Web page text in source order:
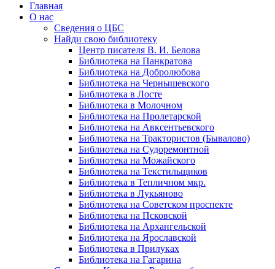
Главная
О нас
Сведения о ЦБС
Найди свою библиотеку
Центр писателя В. И. Белова
Библиотека на Панкратова
Библиотека на Добролюбова
Библиотека на Чернышевского
Библиотека в Лосте
Библиотека в Молочном
Библиотека на Пролетарской
Библиотека на Авксентьевского
Библиотека на Трактористов (Бывалово)
Библиотека на Судоремонтной
Библиотека на Можайского
Библиотека на Текстильщиков
Библиотека в Тепличном мкр.
Библиотека в Лукьяново
Библиотека на Советском проспекте
Библиотека на Псковской
Библиотека на Архангельской
Библиотека на Ярославской
Библиотека в Прилуках
Библиотека на Гагарина